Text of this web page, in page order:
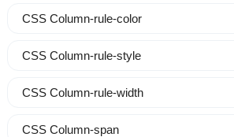
CSS Column-rule-color
CSS Column-rule-style
CSS Column-rule-width
CSS Column-span